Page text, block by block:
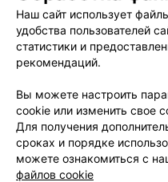
Приходила туда на
просто ужасно. Ногти
вздутиями и огромными
вернуть деньги и снять это
недовольством, сбежались
парикмахерской осуждать
вернули, но переделала
Спасибо ей, но качество
лучшего. Пришла туда а с
ногтиками, в результате
свою красоту и не
близко.
Отзывы 1
САЛОН-ПАРИКМАХЕРСКАЯ
Натали
Минск, ул. Слободская, 135
Наш сайт использует
удобства пользователей
статистики и
рекомендаций.
Вы можете настроить
cookie или изменить свое
Для получения
сроках и порядке
можете ознакомиться с
файлов cookie